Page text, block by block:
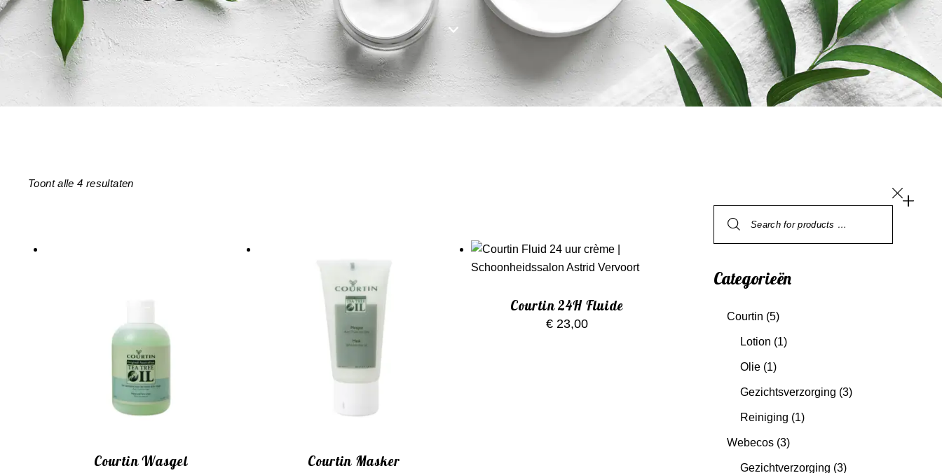
Toont alle 4 resultaten
Courtin Wasgel Courtin Masker
Courtin 24H Fluide
€23,00
Categorieën
Courtin (5)
Lotion (1)
Olie (1)
Gezichtsverzorging (3)
Reiniging (1)
Webecos (3)
Gezichtverzorging (3)